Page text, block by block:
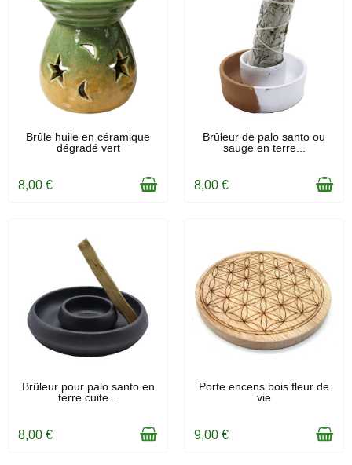
EN STOCK
Brûle huile en céramique
dégradé vert
8,00 €
EN STOCK
Brûleur de palo santo ou
sauge en terre...
8,00 €
EN STOCK
Brûleur pour palo santo en
terre cuite...
8,00 €
EN STOCK
Porte encens bois fleur de
vie
9,00 €